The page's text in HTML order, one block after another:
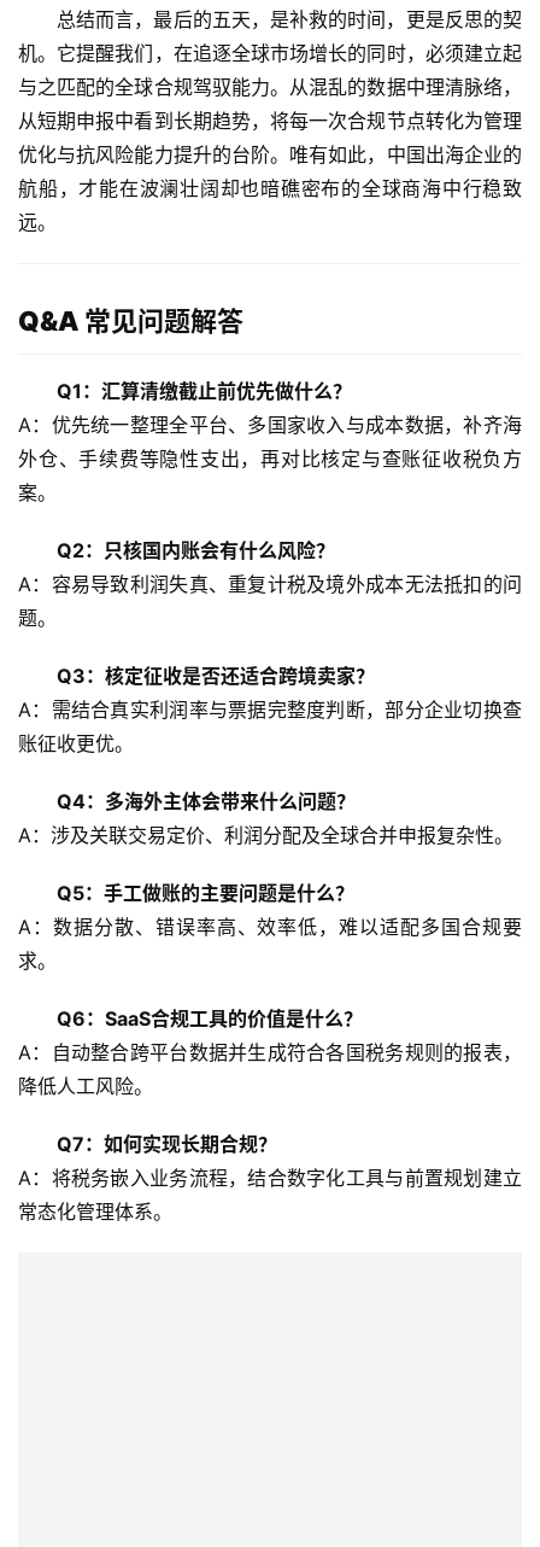
全
球
金
融
牌
照
答
生
态
合
伴
专
总结而言，最后的五天，是补救的时间，更是反思的契
机。它提醒我们，在追逐全球市场增长的同时，必须建立起
与之匹配的全球合规驾驭能力。从混乱的数据中理清脉络，
从短期申报中看到长期趋势，将每一次合规节点转化为管理
优化与抗风险能力提升的台阶。唯有如此，中国出海企业的
航船，才能在波澜壮阔却也暗礁密布的全球商海中行稳致
远。
Q&A 常见问题解答
Q1：汇算清缴截止前优先做什么？
A：优先统一整理全平台、多国家收入与成本数据，补齐海
外仓、手续费等隐性支出，再对比核定与查账征收税负方
案。
Q2：只核国内账会有什么风险？
A：容易导致利润失真、重复计税及境外成本无法抵扣的问
题。
Q3：核定征收是否还适合跨境卖家？
A：需结合真实利润率与票据完整度判断，部分企业切换查
账征收更优。
Q4：多海外主体会带来什么问题？
A：涉及关联交易定价、利润分配及全球合并申报复杂性。
Q5：手工做账的主要问题是什么？
A：数据分散、错误率高、效率低，难以适配多国合规要
求。
Q6：SaaS合规工具的价值是什么？
A：自动整合跨平台数据并生成符合各国税务规则的报表，
降低人工风险。
Q7：如何实现长期合规？
A：将税务嵌入业务流程，结合数字化工具与前置规划建立
常态化管理体系。